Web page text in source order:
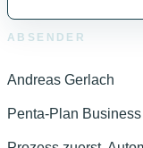
ABSENDER
Andreas Gerlach
Penta-Plan